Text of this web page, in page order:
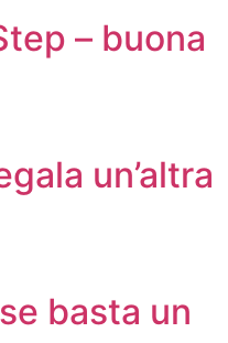
– buona
un’altra
basta un